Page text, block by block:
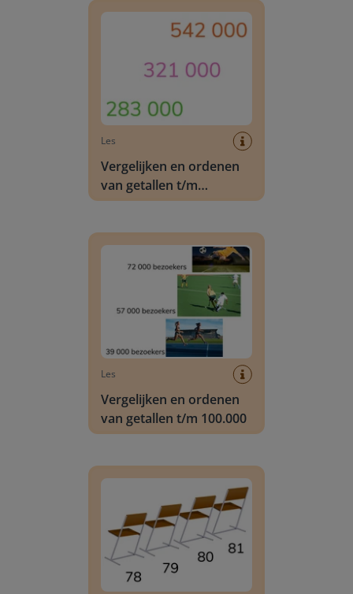
Les
Vergelijken en ordenen
van getallen t/m
1.000.000
Les
Vergelijken en ordenen
van getallen t/m 100.000